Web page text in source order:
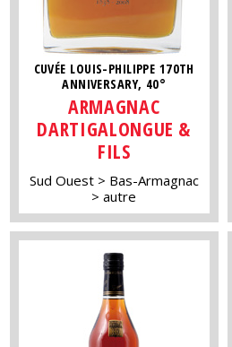
CUVÉE LOUIS-PHILIPPE 170TH
ANNIVERSARY, 40°
ARMAGNAC
DARTIGALONGUE &
FILS
Sud Ouest
Bas-Armagnac
autre